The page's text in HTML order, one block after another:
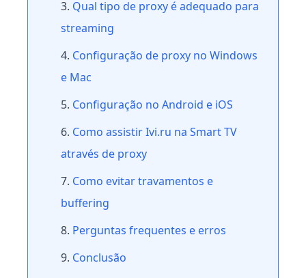
Qual tipo de proxy é adequado para
streaming
Configuração de proxy no Windows
e Mac
Configuração no Android e iOS
Como assistir Ivi.ru na Smart TV
através de proxy
Como evitar travamentos e
buffering
Perguntas frequentes e erros
Conclusão